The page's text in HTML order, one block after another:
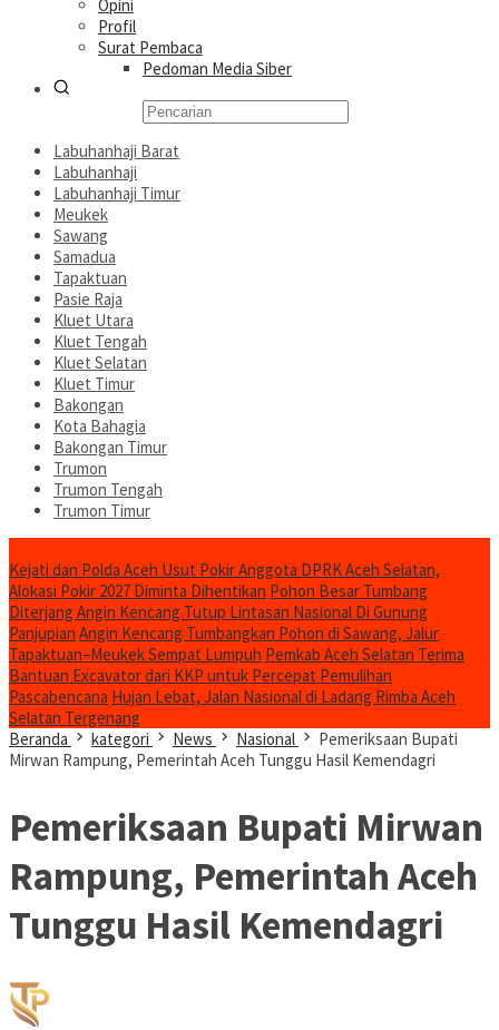
Opini
Profil
Surat Pembaca
Pedoman Media Siber
Labuhanhaji Barat
Labuhanhaji
Labuhanhaji Timur
Meukek
Sawang
Samadua
Tapaktuan
Pasie Raja
Kluet Utara
Kluet Tengah
Kluet Selatan
Kluet Timur
Bakongan
Kota Bahagia
Bakongan Timur
Trumon
Trumon Tengah
Trumon Timur
Kejati dan Polda Aceh Usut Pokir Anggota DPRK Aceh Selatan,
Alokasi Pokir 2027 Diminta Dihentikan Pohon Besar Tumbang
Diterjang Angin Kencang Tutup Lintasan Nasional Di Gunung
Panjupian Angin Kencang Tumbangkan Pohon di Sawang, Jalur
Tapaktuan–Meukek Sempat Lumpuh Pemkab Aceh Selatan Terima
Bantuan Excavator dari KKP untuk Percepat Pemulihan
Pascabencana Hujan Lebat, Jalan Nasional di Ladang Rimba Aceh
Selatan Tergenang
Beranda
kategori News Nasional
Pemeriksaan Bupati
Mirwan Rampung, Pemerintah Aceh Tunggu Hasil Kemendagri
Pemeriksaan Bupati Mirwan
Rampung, Pemerintah Aceh
Tunggu Hasil Kemendagri